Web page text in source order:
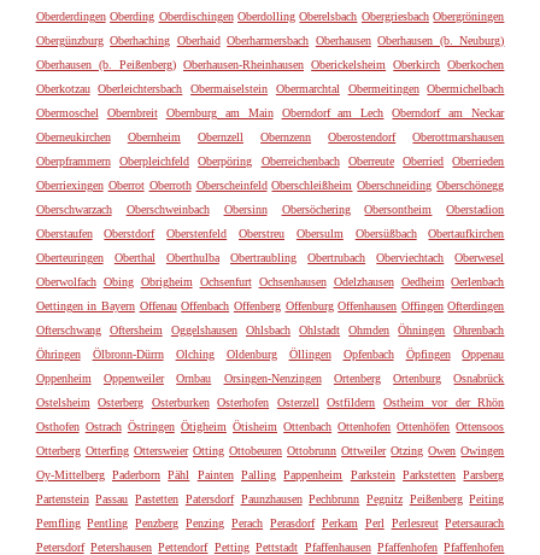
Oberderdingen Oberding Oberdischingen Oberdolling Oberelsbach Obergriesbach Obergröningen
Obergünzburg Oberhaching Oberhaid Oberharmersbach Oberhausen Oberhausen (b. Neuburg)
Oberhausen (b. Peißenberg) Oberhausen-Rheinhausen Oberickelsheim Oberkirch Oberkochen
Oberkotzau
Oberleichtersbach Obermaiselstein Obermarchtal Obermeitingen
Obermichelbach
Obermoschel
Obernbreit Obernburg am Main Oberndorf am Lech
Oberndorf am Neckar
Oberneukirchen
Obernheim Obernzell Obernzenn Oberostendorf
Oberottmarshausen
Oberpframmern
Oberpleichfeld Oberpöring Oberreichenbach Oberreute Oberried
Oberrieden
Oberriexingen Oberrot Oberroth Oberscheinfeld Oberschleißheim Oberschneiding Oberschönegg
Oberschwarzach
Oberschweinbach Obersinn Obersöchering Obersontheim
Oberstadion
Oberstaufen
Oberstdorf Oberstenfeld Oberstreu Obersulm Obersüßbach
Obertaufkirchen
Oberteuringen
Oberthal Oberthulba Obertraubling Obertrubach Oberviechtach
Oberwesel
Oberwolfach Obing Obrigheim Ochsenfurt Ochsenhausen Odelzhausen Oedheim Oerlenbach
Oettingen in Bayern Offenau Offenbach Offenberg Offenburg Offenhausen Offingen Ofterdingen
Ofterschwang
Oftersheim Oggelshausen Ohlsbach Ohlstadt Ohmden Öhningen
Ohrenbach
Öhringen
Ölbronn-Dürrn Olching Oldenburg Öllingen Opfenbach Öpfingen
Oppenau
Oppenheim
Oppenweiler Ornbau Orsingen-Nenzingen Ortenberg Ortenburg
Osnabrück
Ostelsheim
Osterberg Osterburken Osterhofen Osterzell Ostfildern
Ostheim vor der Rhön
Osthofen Ostrach Östringen Ötigheim Ötisheim Ottenbach Ottenhofen Ottenhöfen Ottensoos
Otterberg Otterfing Ottersweier Otting Ottobeuren Ottobrunn Ottweiler Otzing Owen Owingen
Oy-Mittelberg Paderborn Pähl Painten Palling Pappenheim Parkstein Parkstetten Parsberg
Partenstein Passau Pastetten Patersdorf Paunzhausen Pechbrunn Pegnitz Peißenberg Peiting
Pemfling Pentling Penzberg Penzing Perach Perasdorf Perkam Perl Perlesreut Petersaurach
Petersdorf Petershausen Pettendorf Petting Pettstadt Pfaffenhausen Pfaffenhofen Pfaffenhofen